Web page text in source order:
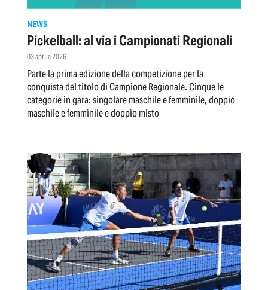
NEWS
Pickelball: al via i Campionati Regionali
03 aprile 2026
Parte la prima edizione della competizione per la
conquista del titolo di Campione Regionale. Cinque le
categorie in gara: singolare maschile e femminile, doppio
maschile e femminile e doppio misto